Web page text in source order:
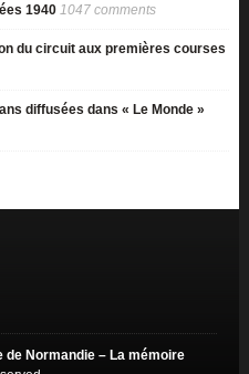
1940 1047 comments
du circuit aux premières courses
diffusées dans « Le Monde »
de Normandie – La mémoire